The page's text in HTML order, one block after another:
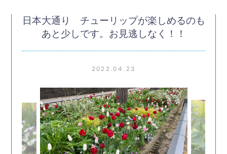
日本大通り チューリップが楽しめるのも
あと少しです。お見逃しなく！！
2022.04.23